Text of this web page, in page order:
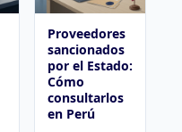
Proveedores
sancionados
por el Estado:
Cómo
consultarlos
en Perú